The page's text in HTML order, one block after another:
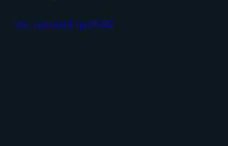
https://youtu.be/LrxpxfeWlM0